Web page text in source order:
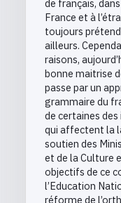
de français,
France et à
toujours
ailleurs.
raisons,
bonne maitrise
passe par un
grammaire du
de certaines
qui affectent la
soutien des
et de la Culture
objectifs de ce
l’Education
réforme de